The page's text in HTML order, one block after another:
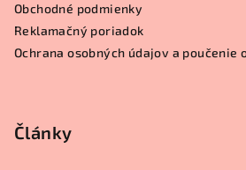
Obchodné podmienky
Reklamačný poriadok
Ochrana osobných údajov a poučenie
Články